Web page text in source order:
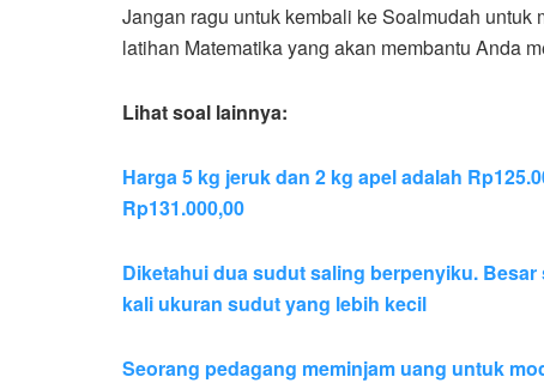
Jangan ragu untuk kembali ke Soalmudah
latihan Matematika yang akan membantu Anda
Lihat soal lainnya:
Harga 5 kg jeruk dan 2 kg apel adalah
Rp131.000,00
Diketahui dua sudut saling berpenyiku.
kali ukuran sudut yang lebih kecil
Seorang pedagang meminjam uang untuk